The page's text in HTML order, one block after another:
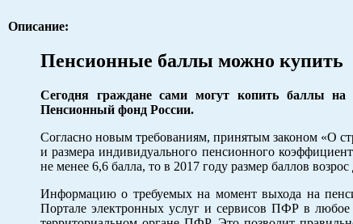
Описание:
Пенсионные баллы можно купить
Сегодня граждане сами могут копить баллы на
Пенсионный фонд России.
Согласно новым требованиям, принятым законом «О
и размера индивидуального пенсионного
не менее 6,6 балла, то в 2017 году размер баллов возрос
Информацию о требуемых на момент выхода на
Портале электронных услуг и сервисов ПФР в